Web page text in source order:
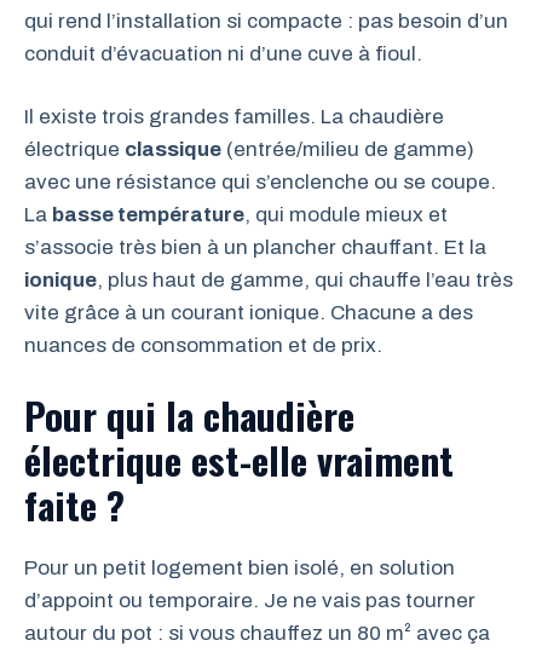
qui rend l’installation si compacte : pas besoin d’un
conduit d’évacuation ni d’une cuve à fioul.
Il existe trois grandes familles. La chaudière
électrique classique (entrée/milieu de gamme)
avec une résistance qui s’enclenche ou se coupe.
La basse température, qui module mieux et
s’associe très bien à un plancher chauffant. Et la
ionique, plus haut de gamme, qui chauffe l’eau très
vite grâce à un courant ionique. Chacune a des
nuances de consommation et de prix.
Pour qui la chaudière
électrique est-elle vraiment
faite ?
Pour un petit logement bien isolé, en solution
d’appoint ou temporaire. Je ne vais pas tourner
autour du pot : si vous chauffez un 80 m² avec ça